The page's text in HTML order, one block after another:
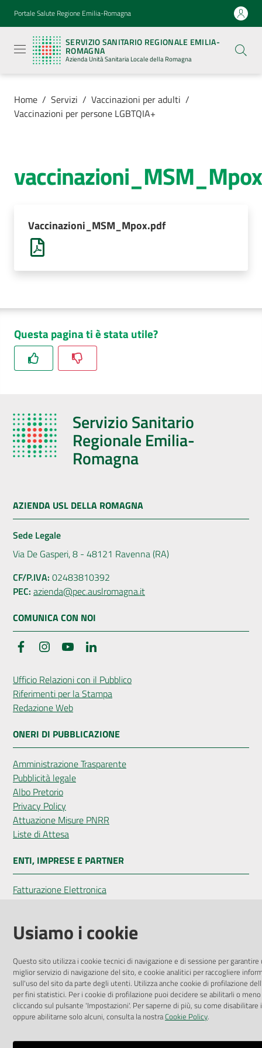
Vai al contenuto
Vai alla navigazione
Vai al footer
Portale Salute Regione Emilia-Romagna
SERVIZIO SANITARIO REGIONALE EMILIA-
ROMAGNA
Azienda Unità Sanitaria Locale della Romagna
Sanitario
Regionale
Emilia-
Romagna
Azienda
Sanitaria
Locale della
Romagna
Luoghi
cura
Servizi
Dedicato
e
Concorsi
Seguici
su
Home / Servizi / Vaccinazioni per adulti /
Vaccinazioni per persone LGBTQIA+
Vaccinazioni_MSM_Mpox.pdf
Questa pagina ti è stata utile?
Servizio Sanitario
Regionale Emilia-
Romagna
AZIENDA USL DELLA ROMAGNA
Sede Legale
Via De Gasperi, 8 - 48121 Ravenna (RA)
CF/P.IVA: 02483810392
PEC: azienda@pec.auslromagna.it
COMUNICA CON NOI
FacebookInstagramYouTube
Ufficio Relazioni con il Pubblico
Riferimenti per la Stampa
Redazione Web
ONERI DI PUBBLICAZIONE
Amministrazione Trasparente
Pubblicità legale
Albo Pretorio
Privacy Policy
Attuazione Misure PNRR
Liste di Attesa
ENTI, IMPRESE E PARTNER
Fatturazione Elettronica
Dichiarazione di Accessibilità
Dati di Monitoraggio
Impostazioni cookie
Usiamo i cookie
Questo sito utilizza i cookie tecnici di navigazione e di sessione per garantire
miglior servizio di navigazione del sito, e cookie analitici per raccogliere
sull'uso del sito da parte degli utenti. Utilizza anche cookie di profilazione
per fini statistici. Per i cookie di profilazione puoi decidere se abilitarli o meno
cliccando sul pulsante 'Impostazioni'. Per saperne di più, su come disabilitare
oppure abilitarne solo alcuni, consulta la nostraCookie Policy.